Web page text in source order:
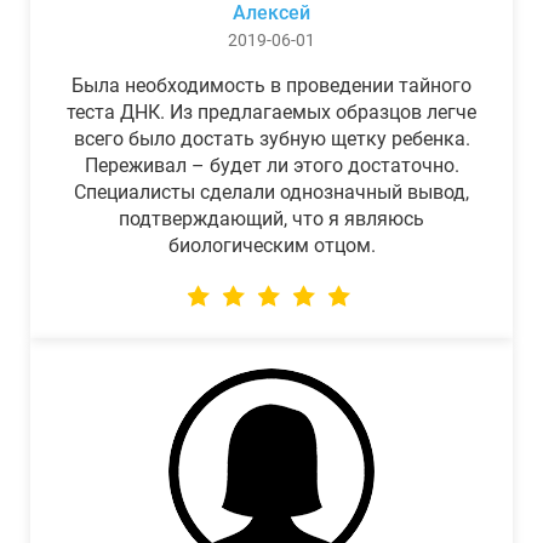
Алексей
2019-06-01
Была необходимость в проведении тайного
теста ДНК. Из предлагаемых образцов легче
всего было достать зубную щетку ребенка.
Переживал – будет ли этого достаточно.
Специалисты сделали однозначный вывод,
подтверждающий, что я являюсь
биологическим отцом.